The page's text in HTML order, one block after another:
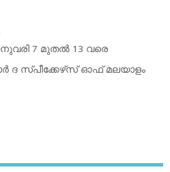
7 മുതല്‍ 13 വരെ
ദ സ്പീക്കേഴ്‌സ് ഓഫ് മലയാളം